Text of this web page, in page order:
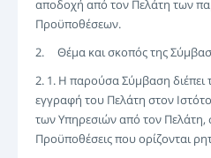
ΣΎΝΔΕΣΗ
αποδοχή από τον Πελάτη των
Προϋποθέσεων.
2. Θέμα και σκοπός της
2. 1. Η παρούσα Σύμβαση διέπει
εγγραφή του Πελάτη στον
των Υπηρεσιών από τον
Προϋποθέσεις που ορίζονται